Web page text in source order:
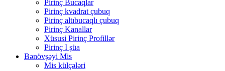
Pirinç Bucaqlar
Pirinç kvadrat çubuq
Pirinç altıbucaqlı çubuq
Pirinç Kanallar
Xüsusi Pirinç Profillər
Pirinç I şüa
Bənövşəyi Mis
Mis külçələri